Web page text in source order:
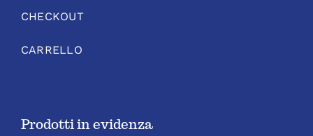
CHECKOUT
CARRELLO
Prodotti in evidenza